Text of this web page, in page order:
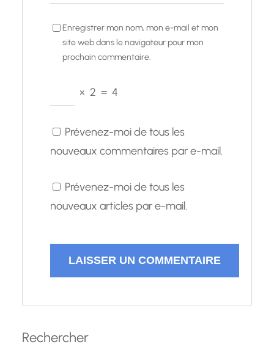
Enregistrer mon nom, mon e-mail et mon
site web dans le navigateur pour mon
prochain commentaire.
× 2 = 4
Prévenez-moi de tous les
nouveaux commentaires par e-mail.
Prévenez-moi de tous les
nouveaux articles par e-mail.
Rechercher